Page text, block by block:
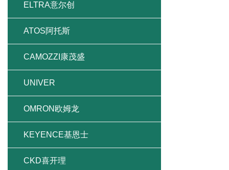
ELTRA意尔创
ATOS阿托斯
CAMOZZI康茂盛
UNIVER
OMRON欧姆龙
KEYENCE基恩士
CKD喜开理